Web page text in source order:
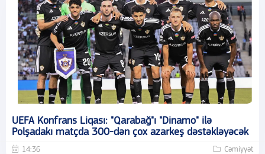
UEFA Konfrans Liqası: "Qarabağ"ı "Dinamo" ilə
Polşadakı matçda 300-dən çox azarkeş dəstəkləyəcək
14:36 Cəmiyyət